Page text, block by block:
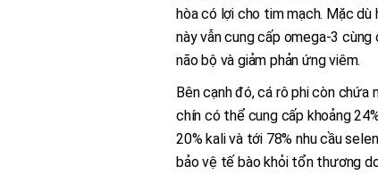
hòa có lợi cho tim mạch. Mặc
này vẫn cung cấp omega-3
não bộ và giảm phản ứng viêm.
Bên cạnh đó, cá rô phi còn chứa
chín có thể cung cấp khoảng
20% kali và tới 78% nhu cầu
bảo vệ tế bào khỏi tổn thương